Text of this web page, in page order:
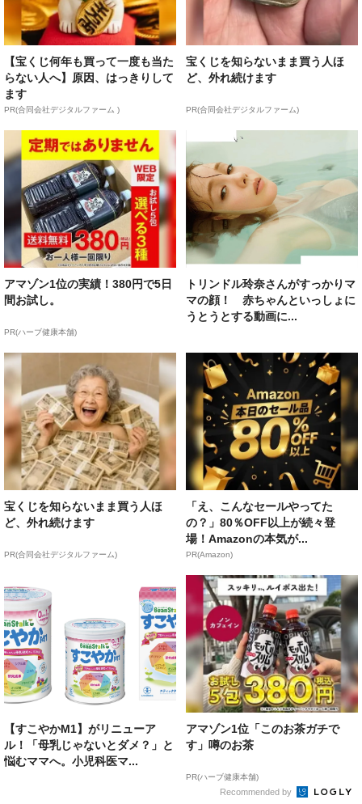
【宝くじ何年も買って一度も当た
らない人へ】原因、はっきりして
ます
PR(合同会社デジタルファーム )
宝くじを知らないまま買う人ほ
ど、外れ続けます
PR(合同会社デジタルファーム)
アマゾン1位の実績！380円で5日
間お試し。
PR(ハーブ健康本舗)
トリンドル玲奈さんがすっかりマ
マの顔！ 赤ちゃんといっしょに
うとうとする動画に...
宝くじを知らないまま買う人ほ
ど、外れ続けます
PR(合同会社デジタルファーム)
「え、こんなセールやってた
の？」80％OFF以上が続々登
場！Amazonの本気が...
PR(Amazon)
【すこやかM1】がリニューア
ル！「母乳じゃないとダメ？」と
悩むママへ。小児科医マ...
アマゾン1位「このお茶ガチで
す」噂のお茶
PR(ハーブ健康本舗)
Recommended by